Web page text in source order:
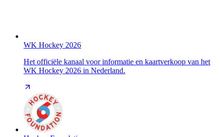
WK Hockey 2026
Het officiële kanaal voor informatie en kaartverkoop van het
WK Hockey 2026 in Nederland.